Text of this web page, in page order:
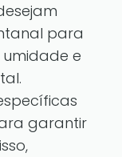
para
e
garantir